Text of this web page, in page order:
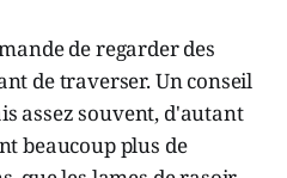
de regarder des
de traverser. Un conseil
assez souvent, d'autant
beaucoup plus de